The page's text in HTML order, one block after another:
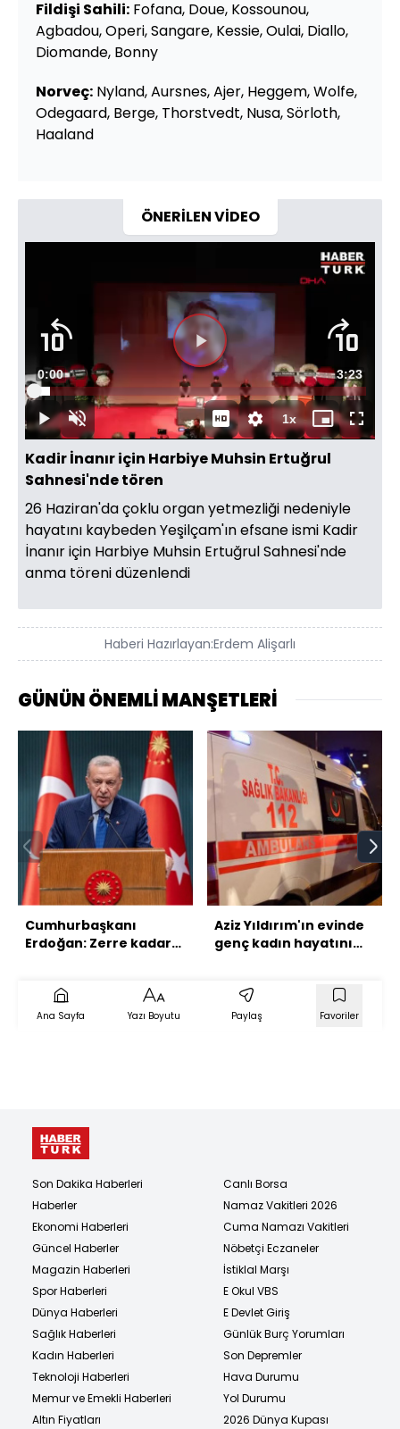
Fildişi Sahili: Fofana, Doue, Kossounou,
Agbadou, Operi, Sangare, Kessie, Oulai, Diallo,
Diomande, Bonny
Norveç: Nyland, Aursnes, Ajer, Heggem, Wolfe,
Odegaard, Berge, Thorstvedt, Nusa, Sörloth,
Haaland
ÖNERİLEN VİDEO
Videoyu
Oynat
OynatSesi
Aç
Süre
0:00 Toplam
Süre
3:23
Yüklendi:
4.89%
1xOynatma
Hızı
Mini
oynatıcı
Tam
Ekran
Kadir İnanır için Harbiye Muhsin Ertuğrul
Sahnesi'nde tören
26 Haziran'da çoklu organ yetmezliği nedeniyle
hayatını kaybeden Yeşilçam'ın efsane ismi Kadir
İnanır için Harbiye Muhsin Ertuğrul Sahnesi'nde
anma töreni düzenlendi
Haberi Hazırlayan:Erdem Alişarlı
GÜNÜN ÖNEMLİ MANŞETLERİ
Cumhurbaşkanı
Erdoğan: Zerre kadar
Aziz Yıldırım'ın evinde
genç kadın hayatını
Ana Sayfa Yazı Boyutu Paylaş Favoriler
Son Dakika Haberleri
Haberler
Ekonomi Haberleri
Güncel Haberler
Magazin Haberleri
Spor Haberleri
Dünya Haberleri
Sağlık Haberleri
Kadın Haberleri
Teknoloji Haberleri
Memur ve Emekli Haberleri
Altın Fiyatları
Canlı Borsa
Namaz Vakitleri 2026
Cuma Namazı Vakitleri
Nöbetçi Eczaneler
İstiklal Marşı
E Okul VBS
E Devlet Giriş
Günlük Burç Yorumları
Son Depremler
Hava Durumu
Yol Durumu
2026 Dünya Kupası